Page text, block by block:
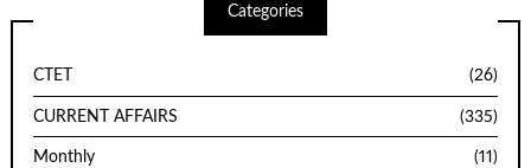
Categories
CTET (26)
CURRENT AFFAIRS (335)
Monthly (11)